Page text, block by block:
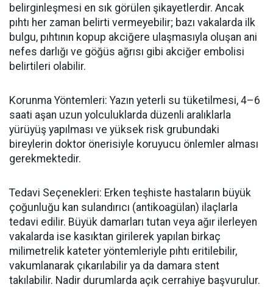
belirginleşmesi en sık görülen şikayetlerdir. Ancak
pıhtı her zaman belirti vermeyebilir; bazı vakalarda ilk
bulgu, pıhtının kopup akciğere ulaşmasıyla oluşan ani
nefes darlığı ve göğüs ağrısı gibi akciğer embolisi
belirtileri olabilir.
Korunma Yöntemleri: Yazın yeterli su tüketilmesi, 4–6
saati aşan uzun yolculuklarda düzenli aralıklarla
yürüyüş yapılması ve yüksek risk grubundaki
bireylerin doktor önerisiyle koruyucu önlemler alması
gerekmektedir.
Tedavi Seçenekleri: Erken teşhiste hastaların büyük
çoğunluğu kan sulandırıcı (antikoagülan) ilaçlarla
tedavi edilir. Büyük damarları tutan veya ağır ilerleyen
vakalarda ise kasıktan girilerek yapılan birkaç
milimetrelik kateter yöntemleriyle pıhtı eritilebilir,
vakumlanarak çıkarılabilir ya da damara stent
takılabilir. Nadir durumlarda açık cerrahiye başvurulur.